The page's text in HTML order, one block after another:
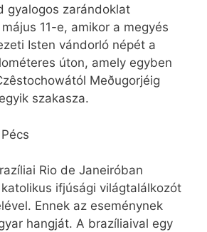
gyalogos zarándoklat
11-e, amikor a megyés
Isten vándorló népét a
úton, amely egyben
Meðugorjéig
szakasza.
Rio de Janeiróban
ifjúsági világtalálkozót
Ennek az eseménynek
hangját. A brazíliaival egy